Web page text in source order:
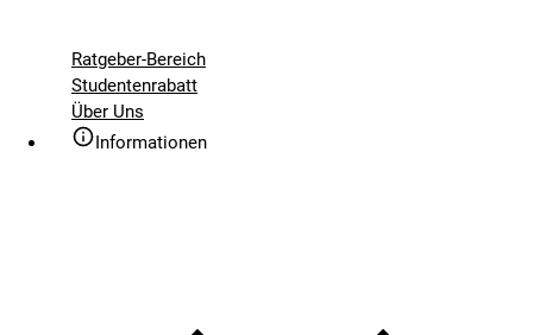
Ratgeber-Bereich
Studentenrabatt
Über Uns
Informationen